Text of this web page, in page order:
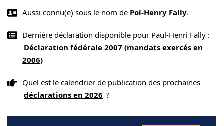
Aussi connu(e) sous le nom de Pol-Henry Fally.
Dernière déclaration disponible pour Paul-Henri Fally :
Déclaration fédérale 2007 (mandats exercés en
2006)
Quel est le calendrier de publication des prochaines
déclarations en 2026 ?